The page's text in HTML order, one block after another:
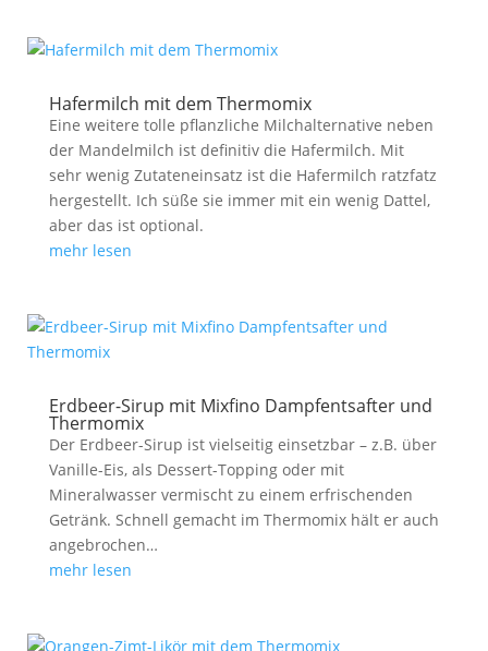
Hafermilch mit dem Thermomix
Eine weitere tolle pflanzliche Milchalternative neben
der Mandelmilch ist definitiv die Hafermilch. Mit
sehr wenig Zutateneinsatz ist die Hafermilch ratzfatz
hergestellt. Ich süße sie immer mit ein wenig Dattel,
aber das ist optional.
mehr lesen
Erdbeer-Sirup mit Mixfino Dampfentsafter und
Thermomix
Der Erdbeer-Sirup ist vielseitig einsetzbar – z.B. über
Vanille-Eis, als Dessert-Topping oder mit
Mineralwasser vermischt zu einem erfrischenden
Getränk. Schnell gemacht im Thermomix hält er auch
angebrochen…
mehr lesen